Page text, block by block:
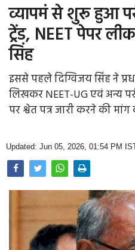
Office Office
Political Gossips
Farm & Food
Opinion
Photo Gallery
Home
व्यापमं से शुरू हुआ
ट्रेंड, NEET पेपर
सिंह
इससे पहले दिग्विजय सिंह ने
लिखकर NEET-UG एवं अन्य
पर श्वेत पत्र जारी करने की मांग
Updated: Jun 05, 2026, 01:54 PM